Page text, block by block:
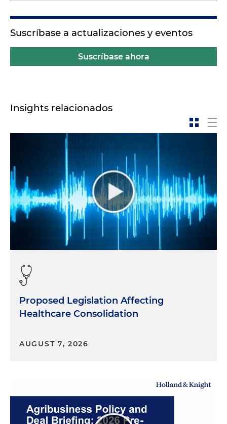
Suscríbase a actualizaciones y eventos
Suscríbase ahora
Insights relacionados
Proposed Legislation Affecting
Healthcare Consolidation
AUGUST 7, 2026